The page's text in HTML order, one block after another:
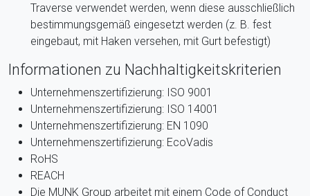
Traverse verwendet werden, wenn diese ausschließlich
bestimmungsgemäß eingesetzt werden (z. B. fest
eingebaut, mit Haken versehen, mit Gurt befestigt)
Informationen zu Nachhaltigkeitskriterien
Unternehmenszertifizierung: ISO 9001
Unternehmenszertifizierung: ISO 14001
Unternehmenszertifizierung: EN 1090
Unternehmenszertifizierung: EcoVadis
RoHS
REACH
Die MUNK Group arbeitet mit einem Code of Conduct